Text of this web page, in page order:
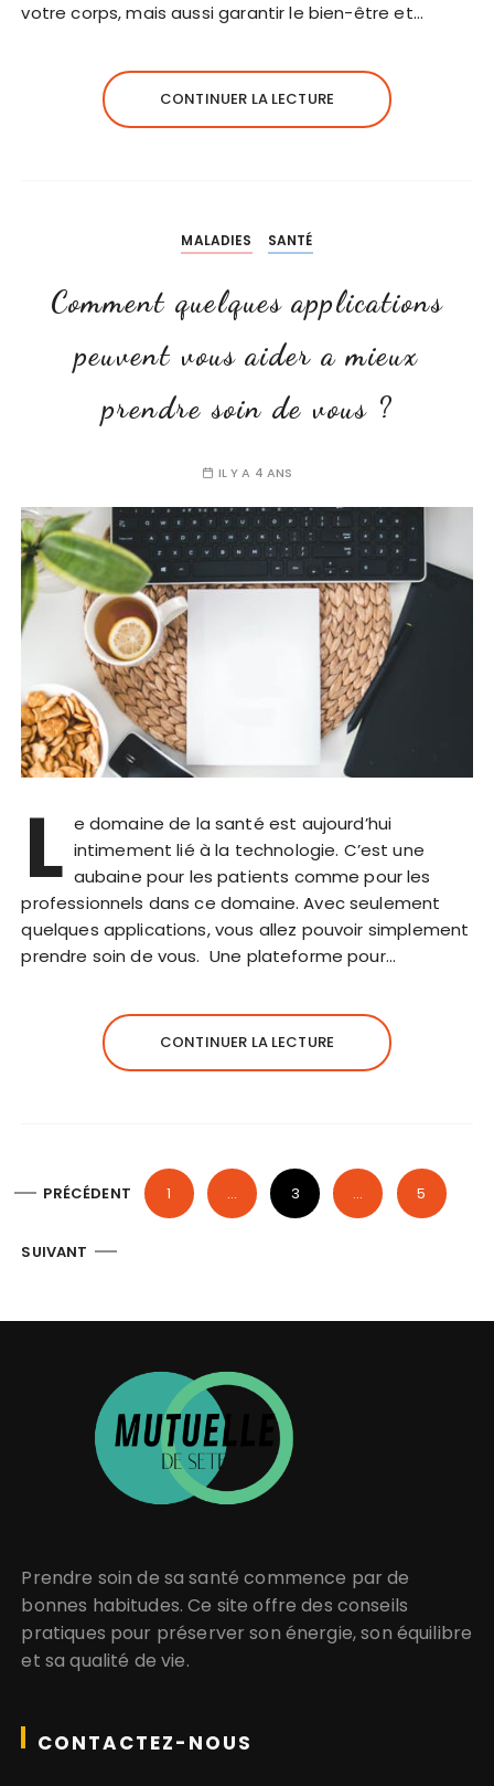
votre corps, mais aussi garantir le bien-être et…
CONTINUER LA LECTURE
MALADIES SANTÉ
Comment quelques applications
peuvent vous aider a mieux
prendre soin de vous ?
IL Y A 4 ANS
L e domaine de la santé est aujourd’hui
intimement lié à la technologie. C’est une
aubaine pour les patients comme pour les
professionnels dans ce domaine. Avec seulement
quelques applications, vous allez pouvoir simplement
prendre soin de vous. Une plateforme pour…
CONTINUER LA LECTURE
P
a
i
o
PRÉCÉDENT 1 … 3 … 5
SUIVANT
Prendre soin de sa santé commence par de
bonnes habitudes. Ce site offre des conseils
pratiques pour préserver son énergie, son équilibre
et saqualité de vie.
CONTACTEZ-NOUS